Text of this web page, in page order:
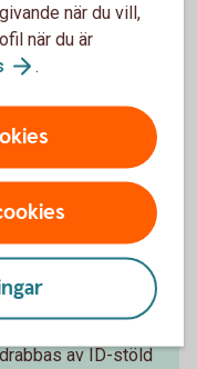
kapas. Du
upp till
av ID-stöld
när du vill,
när du är
.